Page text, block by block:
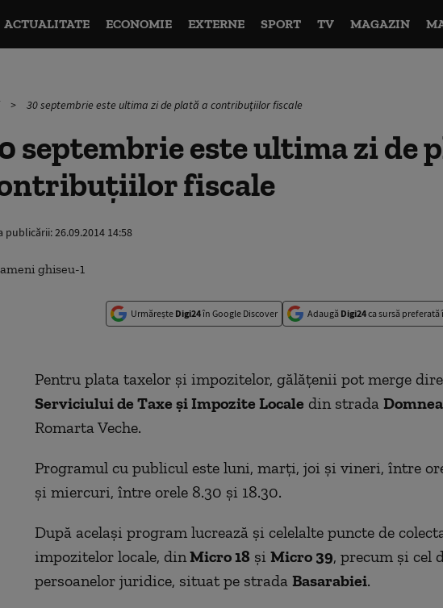
ACTUALITATE ECONOMIE EXTERNE SPORT TV MAGAZIN
30 septembrie este ultima zi de plată a contribuţiilor fiscale
septembrie este ultima zi de
fiscale
publicării:26.09.2014 14:58
Urmărește Digi24în Google Discover Adaugă Digi24ca sursă preferată
Pentru plata taxelor şi impozitelor, gălățenii pot merge
Serviciului de Taxe și Impozite Locale din strada
Romarta Veche.
Programul cu publicul este luni, marți, joi și vineri, între
și miercuri, între orele 8.30 și 18.30.
După același program lucrează și celelalte puncte de
impozitelor locale, dinMicro 18 și Micro 39, precum și cel
persoanelor juridice, situat pe strada Basarabiei.